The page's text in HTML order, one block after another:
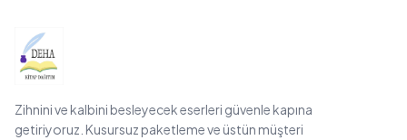
Zihnini ve kalbini besleyecek eserleri güvenle kapına
getiriyoruz. Kusursuz paketleme ve üstün müşteri